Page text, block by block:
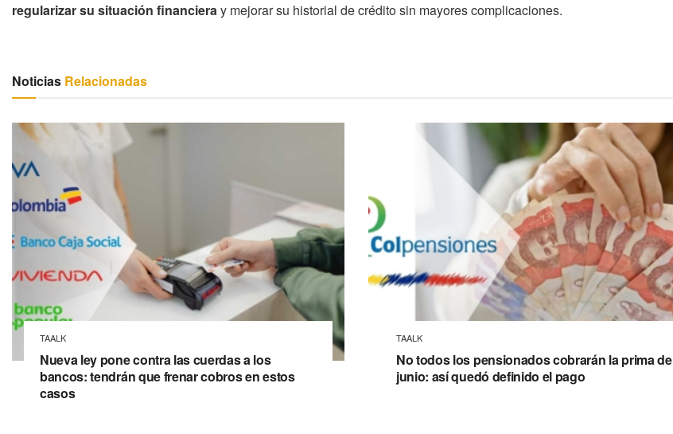
regularizar su situación financieray mejorar su historial de crédito sin mayores complicaciones.
Noticias Relacionadas
TAALK
Nueva ley pone contra las cuerdas a los
bancos: tendrán que frenar cobros en estos
casos
TAALK
No todos los pensionados cobrarán la prima de
junio: así quedó definido el pago